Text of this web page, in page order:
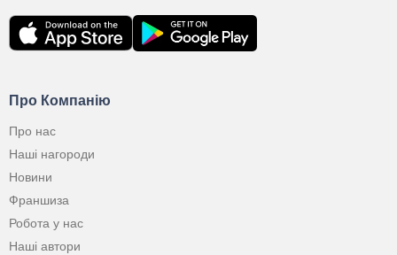
Про Компанію
Про нас
Наші нагороди
Новини
Франшиза
Робота у нас
Наші автори